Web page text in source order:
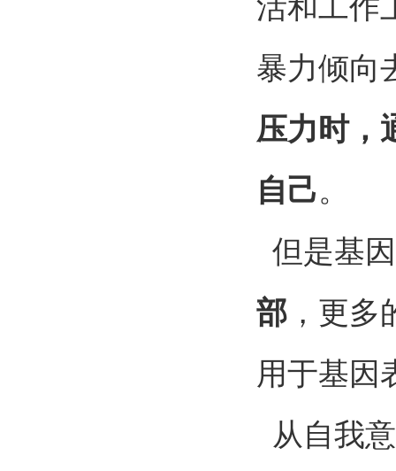
活和工作
暴力倾向
压力时，
自己。
但是基
部，更多
用于基因
从自我